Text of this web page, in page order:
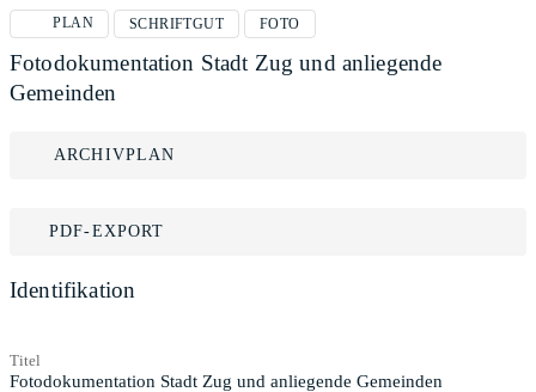
PLAN SCHRIFTGUT FOTO
Fotodokumentation Stadt Zug und anliegende
Gemeinden
ARCHIVPLAN
PDF-EXPORT
Identifikation
Titel
Fotodokumentation Stadt Zug und anliegende Gemeinden